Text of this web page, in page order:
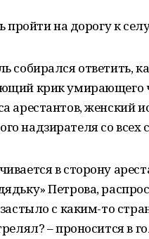
пройти на дорогу к
собирался ответить,
крик умирающего
арестантов, женский
надзирателя со всех
в сторону
Петрова,
с каким-то
– проносится в